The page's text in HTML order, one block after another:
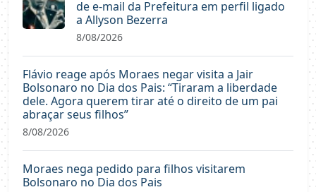
de e-mail da Prefeitura em perfil ligado
a Allyson Bezerra
8/08/2026
Flávio reage após Moraes negar visita a Jair
Bolsonaro no Dia dos Pais: “Tiraram a liberdade
dele. Agora querem tirar até o direito de um pai
abraçar seus filhos”
8/08/2026
Moraes nega pedido para filhos visitarem
Bolsonaro no Dia dos Pais